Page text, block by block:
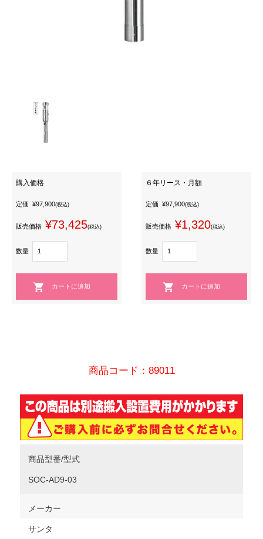
購入価格
定価 ¥97,900(税込)
販売価格 ¥73,425(税込)
数量
６年リース・月額
定価 ¥97,900(税込)
販売価格 ¥1,320(税込)
数量
商品コード：89011
商品型番/型式
SOC-AD9-03
メーカー
サンタ